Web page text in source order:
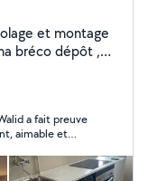
et montage
bréco dépôt ,
de tringle
aimable et